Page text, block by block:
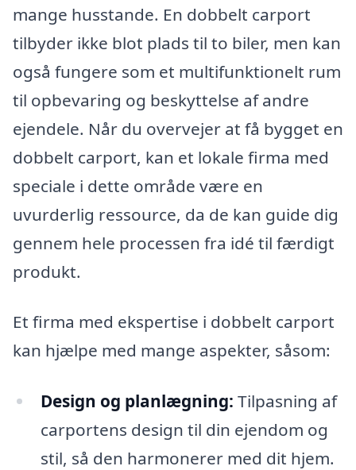
mange husstande. En dobbelt carport
tilbyder ikke blot plads til to biler, men kan
også fungere som et multifunktionelt rum
til opbevaring og beskyttelse af andre
ejendele. Når du overvejer at få bygget en
dobbelt carport, kan et lokale firma med
speciale i dette område være en
uvurderlig ressource, da de kan guide dig
gennem hele processen fra idé til færdigt
produkt.
Et firma med ekspertise i dobbelt carport
kan hjælpe med mange aspekter, såsom:
Design og planlægning: Tilpasning af
carportens design til din ejendom og
stil, så den harmonerer med dit hjem.